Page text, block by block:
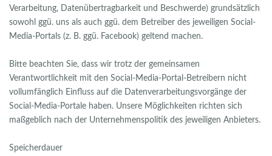
Verarbeitung, Datenübertragbarkeit und Beschwerde) grundsätzlich
sowohl ggü. uns als auch ggü. dem Betreiber des jeweiligen Social-
Media-Portals (z. B. ggü. Facebook) geltend machen.
Bitte beachten Sie, dass wir trotz der gemeinsamen
Verantwortlichkeit mit den Social-Media-Portal-Betreibern nicht
vollumfänglich Einfluss auf die Datenverarbeitungsvorgänge der
Social-Media-Portale haben. Unsere Möglichkeiten richten sich
maßgeblich nach der Unternehmenspolitik des jeweiligen Anbieters.
Speicherdauer